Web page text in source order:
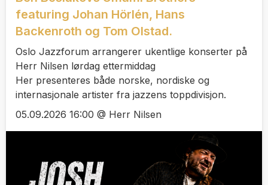
featuring Johan Hörlén, Hans
Backenroth og Tom Olstad.
Oslo Jazzforum arrangerer ukentlige konserter på
Herr Nilsen lørdag ettermiddag
Her presenteres både norske, nordiske og
internasjonale artister fra jazzens toppdivisjon.
05.09.2026 16:00 @ Herr Nilsen